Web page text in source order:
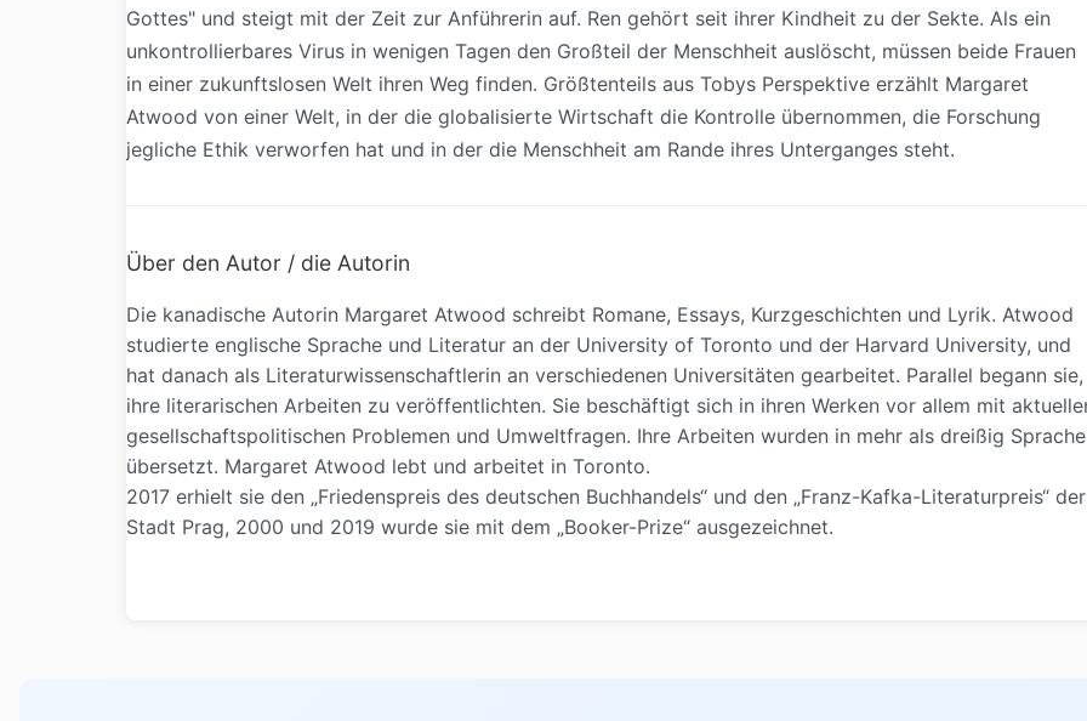
Gottes" und steigt mit der Zeit zur Anführerin auf. Ren gehört seit ihrer Kindheit zu der Sekte. Als ein
unkontrollierbares Virus in wenigen Tagen den Großteil der Menschheit auslöscht, müssen beide Frauen
in einer zukunftslosen Welt ihren Weg finden. Größtenteils aus Tobys Perspektive erzählt Margaret
Atwood von einer Welt, in der die globalisierte Wirtschaft die Kontrolle übernommen, die Forschung
jegliche Ethik verworfen hat und in der die Menschheit am Rande ihres Unterganges steht.
Über den Autor / die Autorin
Die kanadische Autorin Margaret Atwood schreibt Romane, Essays, Kurzgeschichten und Lyrik. Atwood
studierte englische Sprache und Literatur an der University of Toronto und der Harvard University, und
hat danach als Literaturwissenschaftlerin an verschiedenen Universitäten gearbeitet. Parallel begann sie,
ihre literarischen Arbeiten zu veröffentlichten. Sie beschäftigt sich in ihren Werken vor allem mit
gesellschaftspolitischen Problemen und Umweltfragen. Ihre Arbeiten wurden in mehr als dreißig
übersetzt. Margaret Atwood lebt und arbeitet in Toronto.
2017 erhielt sie den „Friedenspreis des deutschen Buchhandels“ und den „Franz-Kafka-Literaturpreis“ der
Stadt Prag, 2000 und 2019 wurde sie mit dem „Booker-Prize“ ausgezeichnet.